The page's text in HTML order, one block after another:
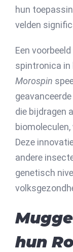
hun
velden
Een
spintronica
Morospin
die bijdragen
Deze
andere
genetisch
hun